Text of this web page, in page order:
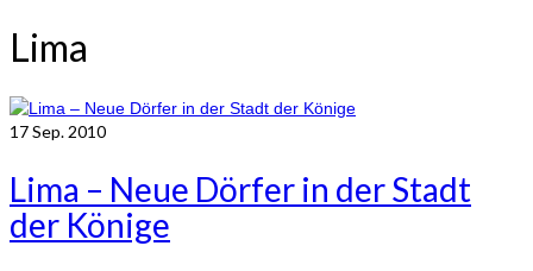
Lima
17Sep. 2010
Lima – Neue Dörfer in der Stadt
der Könige